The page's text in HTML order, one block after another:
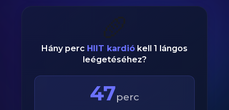
🥖
Hány perc HIIT kardió kell 1 lángos
leégetéséhez?
47perc